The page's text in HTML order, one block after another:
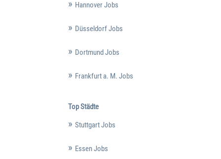
Hannover Jobs
Düsseldorf Jobs
Dortmund Jobs
Frankfurt a. M. Jobs
Top Städte
Stuttgart Jobs
Essen Jobs